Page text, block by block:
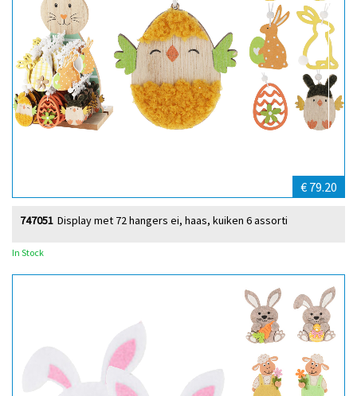
€ 79.20
Display met 72 hangers ei, haas, kuiken 6 assorti
747051
In Stock